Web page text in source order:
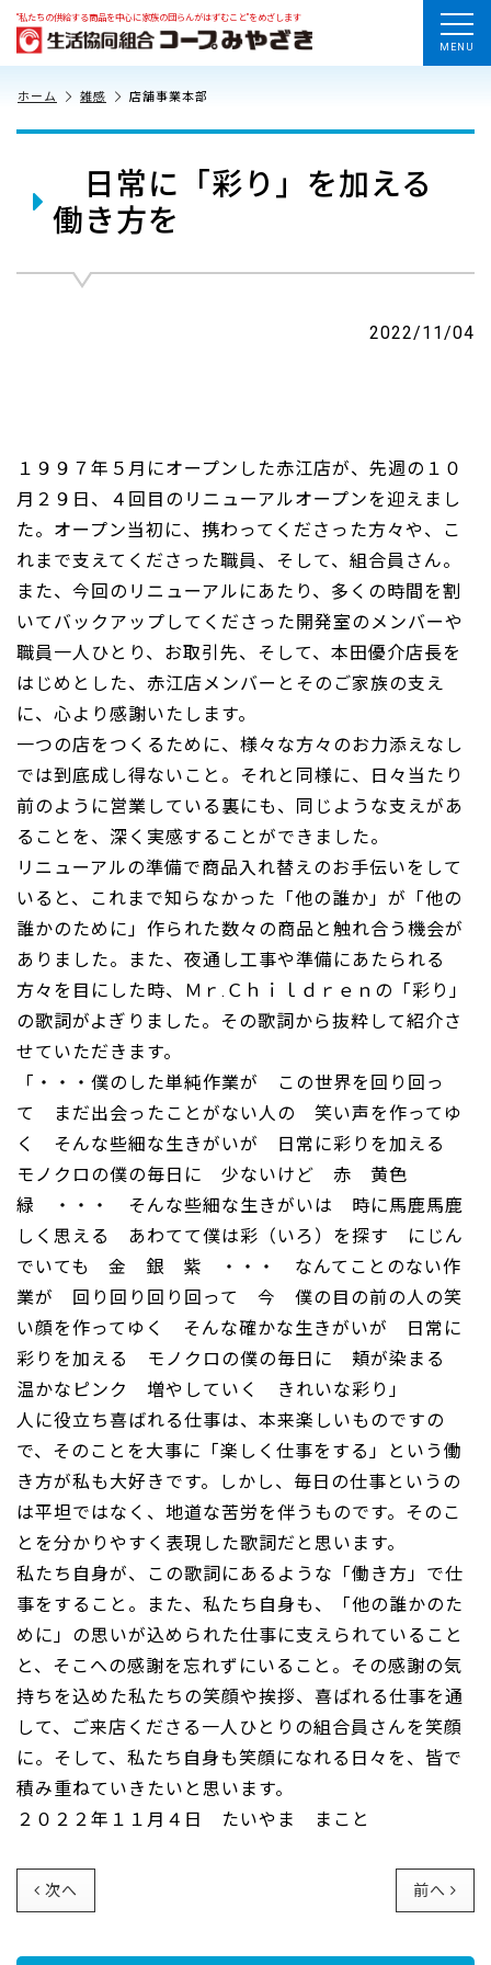
“私たちの供給する商品を中心に家族の団らんがはずむこと”をめざします
MENU
ホーム 雑感 店舗事業本部
日常に「彩り」を加える
働き方を
2022/11/04
１９９７年５月にオープンした赤江店が、先週の１０
月２９日、４回目のリニューアルオープンを迎えまし
た。オープン当初に、携わってくださった方々や、こ
れまで支えてくださった職員、そして、組合員さん。
また、今回のリニューアルにあたり、多くの時間を割
いてバックアップしてくださった開発室のメンバーや
職員一人ひとり、お取引先、そして、本田優介店長を
はじめとした、赤江店メンバーとそのご家族の支え
に、心より感謝いたします。
一つの店をつくるために、様々な方々のお力添えなし
では到底成し得ないこと。それと同様に、日々当たり
前のように営業している裏にも、同じような支えがあ
ることを、深く実感することができました。
リニューアルの準備で商品入れ替えのお手伝いをして
いると、これまで知らなかった「他の誰か」が「他の
誰かのために」作られた数々の商品と触れ合う機会が
ありました。また、夜通し工事や準備にあたられる
方々を目にした時、Ｍｒ.Ｃｈｉｌｄｒｅｎの「彩り」
の歌詞がよぎりました。その歌詞から抜粋して紹介さ
せていただきます。
「・・・僕のした単純作業が この世界を回り回っ
て まだ出会ったことがない人の 笑い声を作ってゆ
く そんな些細な生きがいが 日常に彩りを加える
モノクロの僕の毎日に 少ないけど 赤 黄色
緑 ・・・ そんな些細な生きがいは 時に馬鹿馬鹿
しく思える あわてて僕は彩（いろ）を探す にじん
でいても 金 銀 紫 ・・・ なんてことのない作
業が 回り回り回り回って 今 僕の目の前の人の笑
い顔を作ってゆく そんな確かな生きがいが 日常に
彩りを加える モノクロの僕の毎日に 頬が染まる
温かなピンク 増やしていく きれいな彩り」
人に役立ち喜ばれる仕事は、本来楽しいものですの
で、そのことを大事に「楽しく仕事をする」という働
き方が私も大好きです。しかし、毎日の仕事というの
は平坦ではなく、地道な苦労を伴うものです。そのこ
とを分かりやすく表現した歌詞だと思います。
私たち自身が、この歌詞にあるような「働き方」で仕
事をすること。また、私たち自身も、「他の誰かのた
めに」の思いが込められた仕事に支えられていること
と、そこへの感謝を忘れずにいること。その感謝の気
持ちを込めた私たちの笑顔や挨拶、喜ばれる仕事を通
して、ご来店くださる一人ひとりの組合員さんを笑顔
に。そして、私たち自身も笑顔になれる日々を、皆で
積み重ねていきたいと思います。
２０２２年１１月４日 たいやま まこと
次へ 前へ